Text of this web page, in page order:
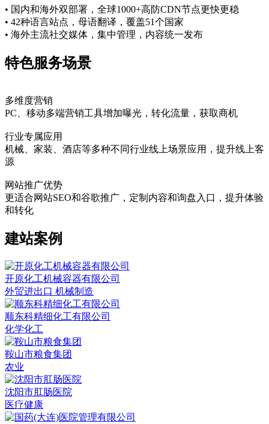
• 国内和海外双部署，全球1000+高防CDN节点更快更稳
• 42种语言站点，母语翻译，覆盖51个国家
• 海外主流社交媒体，集中管理，内容统一发布
特色服务场景
多维度营销
PC、移动多端营销工具增加曝光，转化流量，获取商机
行业专属应用
机械、家装、酒店等多种不同行业线上场景应用，提升线上客
源
网站推广优势
更适合网站SEO和谷歌推广，定制内容和询盘入口，提升体验
和转化
建站案例
开原化工机械容器有限公司
外贸进出口 机械制造
顺东科精细化工有限公司
化学化工
鞍山市粮食集团
农业
沈阳市肛肠医院
医疗健康